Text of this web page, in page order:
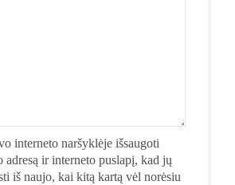
interneto naršyklėje išsaugoti
adresą ir interneto puslapį, kad jų
iš naujo, kai kitą kartą vėl norėsiu